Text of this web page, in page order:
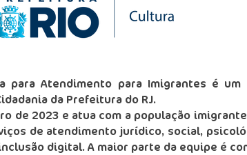
para Atendimento para Imigrantes é um
da Prefeitura do RJ.
de 2023 e atua com a população
de atendimento jurídico, social,
digital. A maior parte da equipe é